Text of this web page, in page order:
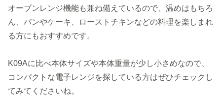
オーブンレンジ機能も兼ね備えているので、温めはもちろ
ん、パンやケーキ、ローストチキンなどの料理を楽しまれ
る方にもおすすめです。
K09Aに比べ本体サイズや本体重量が少し小さめなので、
コンパクトな電子レンジを探している方はぜひチェックし
てみてくださいね。